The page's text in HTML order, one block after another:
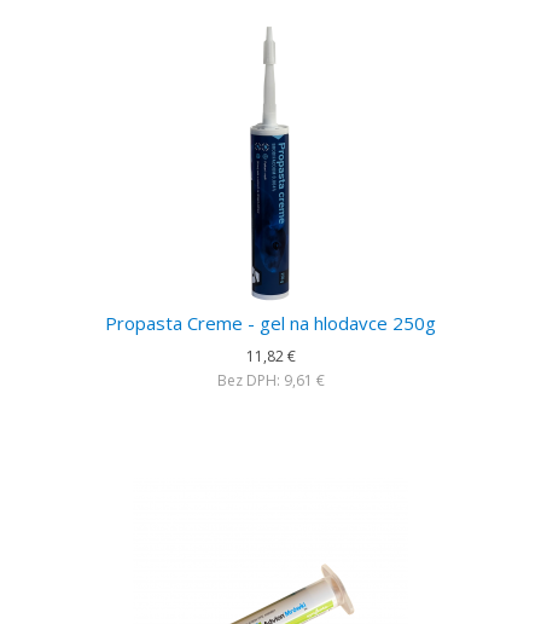
Propasta Creme - gel na hlodavce 250g
11,82 €
Bez DPH: 9,61 €